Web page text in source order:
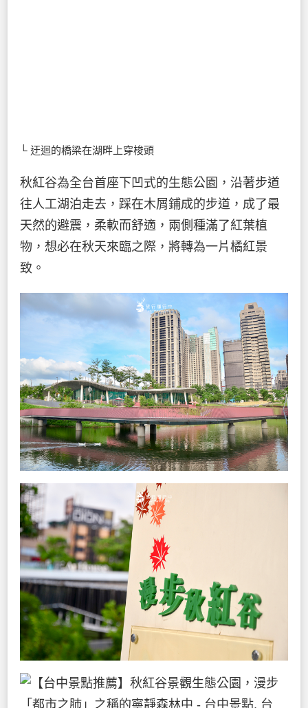
└ 迂迴的橋梁在湖畔上穿梭頭
秋紅谷為全台首座下凹式的生態公園，沿著步道
往人工湖泊走去，踩在木屑鋪成的步道，成了最
天然的避震，柔軟而舒適，兩側種滿了紅葉植
物，想必在秋天來臨之際，將轉為一片橘紅景
致。